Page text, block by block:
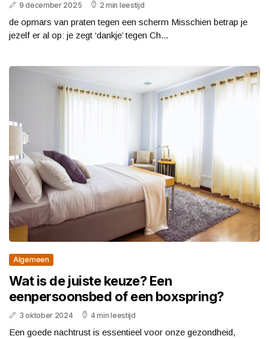
9 december 2025 2 min leestijd
de opmars van praten tegen een scherm Misschien betrap je
jezelf er al op: je zegt ‘dankje’ tegen Ch...
Algemeen
Wat is de juiste keuze? Een
eenpersoonsbed of een boxspring?
3 oktober 2024 4 min leestijd
Een goede nachtrust is essentieel voor onze gezondheid,